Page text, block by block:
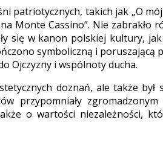
patriotycznych, takich jak „O
Monte Cassino”. Nie zabrakło
się w kanon polskiej kultury,
symboliczną i poruszającą
Ojczyzny i wspólnoty ducha.
doznań, ale także był
przypomniały
o wartości niezależności,